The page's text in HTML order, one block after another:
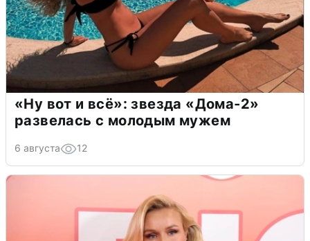
«Ну вот и всё»: звезда «Дома-2»
развелась с молодым мужем
6 августа 12